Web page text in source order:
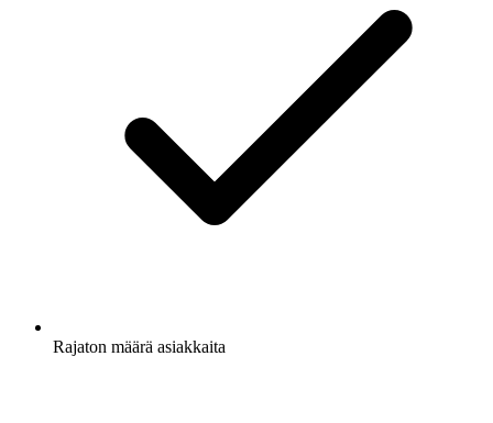
Rajaton määrä asiakkaita